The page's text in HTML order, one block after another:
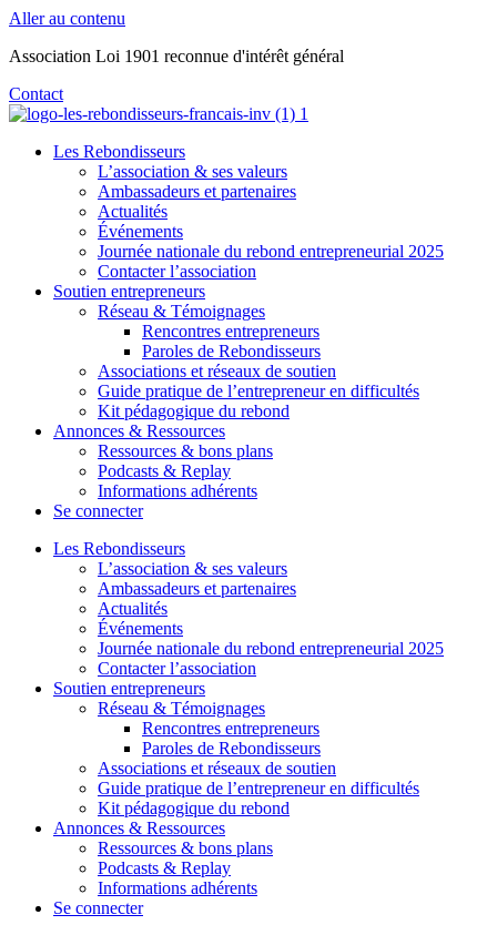
Aller au contenu
Association Loi 1901 reconnue d'intérêt général
Contact
Les Rebondisseurs
L’association & ses valeurs
Ambassadeurs et partenaires
Actualités
Événements
Journée nationale du rebond entrepreneurial 2025
Contacter l’association
Soutien entrepreneurs
Réseau & Témoignages
Rencontres entrepreneurs
Paroles de Rebondisseurs
Associations et réseaux de soutien
Guide pratique de l’entrepreneur en difficultés
Kit pédagogique du rebond
Annonces & Ressources
Ressources & bons plans
Podcasts & Replay
Informations adhérents
Se connecter
Les Rebondisseurs
L’association & ses valeurs
Ambassadeurs et partenaires
Actualités
Événements
Journée nationale du rebond entrepreneurial 2025
Contacter l’association
Soutien entrepreneurs
Réseau & Témoignages
Rencontres entrepreneurs
Paroles de Rebondisseurs
Associations et réseaux de soutien
Guide pratique de l’entrepreneur en difficultés
Kit pédagogique du rebond
Annonces & Ressources
Ressources & bons plans
Podcasts & Replay
Informations adhérents
Se connecter